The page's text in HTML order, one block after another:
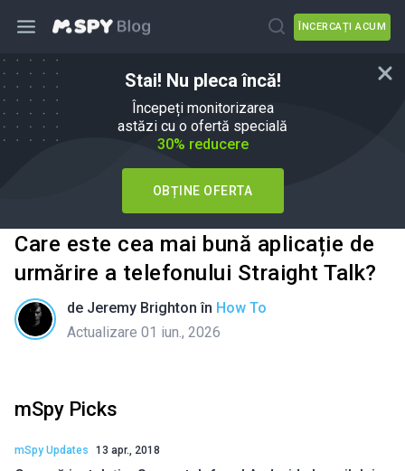
ÎNCERCAȚI ACUM
Stai! Nu pleca încă!
Începeți monitorizarea
astăzi cu o ofertă specială
30% reducere
OBȚINE OFERTA
Care este cea mai bună aplicație de
urmărire a telefonului Straight Talk?
de Jeremy Brighton în How To
Actualizare 01 iun., 2026
mSpy Picks
mSpy Updates 13 apr., 2018